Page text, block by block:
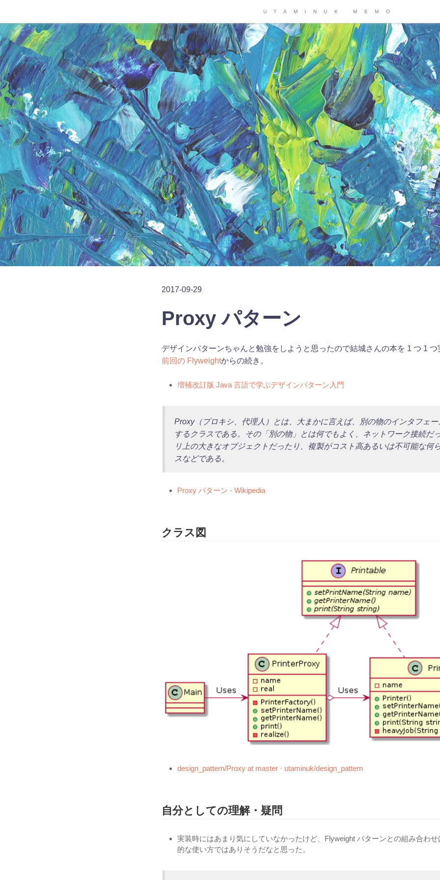
UTAMINUK MEMO
2017-09-29
Proxy パターン
デザインパターンちゃんと勉強をしようと思ったので結城さんの本を 1 つ 1 つ
前回の Flyweightからの続き。
増補改訂版 Java 言語で学ぶデザインパターン入門
Proxy（プロキシ、代理人）とは、大まかに言えば、別の物のインタフェ
するクラスである。その「別の物」とは何でもよく、ネットワーク接続だ
リ上の大きなオブジェクトだったり、複製がコスト高あるいは不可能な何
スなどである。
Proxy パターン - Wikipedia
クラス図
design_pattern/Proxy at master · utaminuk/design_pattern
自分としての理解・疑問
実装時にはあまり気にしていなかったけど、Flyweight パターンとの組み合わせ
的な使い方ではありそうだなと思った。